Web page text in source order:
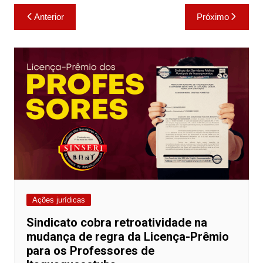
k
Navegação
de
Post
Anterior Próximo
Ações jurídicas
Sindicato cobra retroatividade na
mudança de regra da Licença-Prêmio
para os Professores de